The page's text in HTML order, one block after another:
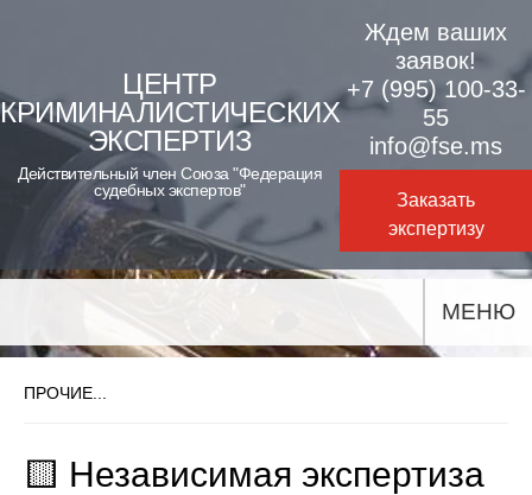
content
ЦЕНТР
КРИМИНАЛИСТИЧЕСКИХ
ЭКСПЕРТИЗ
Действительный член Союза "Федерация
судебных экспертов"
Ждем ваших
заявок!
+7 (995) 100-33-
55
info@fse.ms
Заказать
экспертизу
МЕНЮ
ПРОЧИЕ...
🟨 Независимая экспертиза